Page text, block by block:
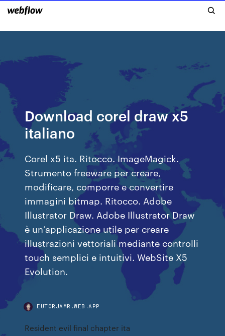
Download corel draw x5
italiano
Corel x5 ita. Ritocco. ImageMagick.
Strumento freeware per creare,
modificare, comporre e convertire
immagini bitmap. Ritocco. Adobe
Illustrator Draw. Adobe Illustrator Draw
è un’applicazione utile per creare
illustrazioni vettoriali mediante controlli
touch semplici e intuitivi. WebSite X5
Evolution.
EUTORJAMR.WEB.APP
Resident evil final chapter ita